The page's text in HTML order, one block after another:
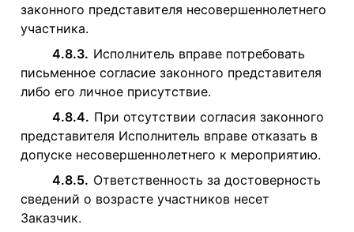
законного представителя несовершеннолетнего
участника.
4.8.3. Исполнитель вправе потребовать
письменное согласие законного представителя
либо его личное присутствие.
4.8.4. При отсутствии согласия законного
представителя Исполнитель вправе отказать в
допуске несовершеннолетнего к мероприятию.
4.8.5. Ответственность за достоверность
сведений о возрасте участников несет
Заказчик.